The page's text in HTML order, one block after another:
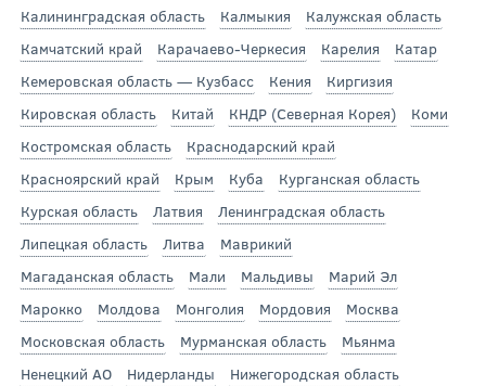
Калининградская область
Калмыкия
Калужская область
Камчатский край
Карачаево-Черкесия Карелия
Катар
Кемеровская область — Кузбасс
Кения
Киргизия
Кировская область
Китай КНДР (Северная Корея)
Коми
Костромская область
Краснодарский край
Красноярский край
Крым Куба
Курганская область
Курская область
Латвия
Ленинградская область
Липецкая область
Литва
Маврикий
Магаданская область
Мали Мальдивы
Марий Эл
Марокко
Молдова Монголия Мордовия
Москва
Московская область
Мурманская область
Мьянма
Ненецкий АО
Нидерланды
Нижегородская область